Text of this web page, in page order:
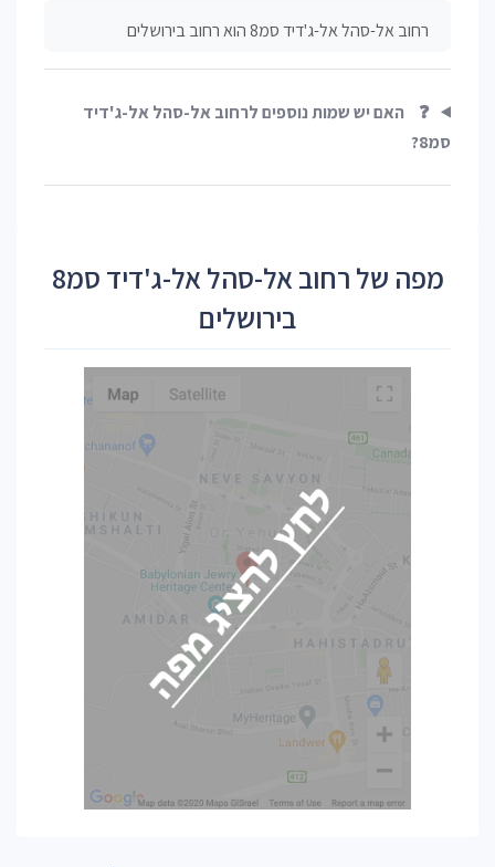
רחוב אל-סהל אל-ג'דיד סמ8 הוא רחוב בירושלים
❓
האם יש שמות נוספים לרחוב אל-סהל אל-ג'דיד
סמ8?
מפה של רחוב אל-סהל אל-ג'דיד סמ8
בירושלים